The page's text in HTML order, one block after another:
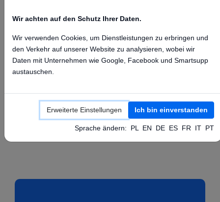
Konfigurieren Sie Ihr GPS-Gerät gemäß den
Anweisungen des Herstellers, indem Sie die
oben genannten APN-, Server- und Port-Werte
festlegen.
Wir achten auf den Schutz Ihrer Daten.
Wir verwenden Cookies, um Dienstleistungen zu erbringen und
den Verkehr auf unserer Website zu analysieren, wobei wir
Daten mit Unternehmen wie Google, Facebook und Smartsupp
austauschen.
Erweiterte Einstellungen Ich bin einverstanden
Sprache ändern: PL EN DE ES FR IT PT